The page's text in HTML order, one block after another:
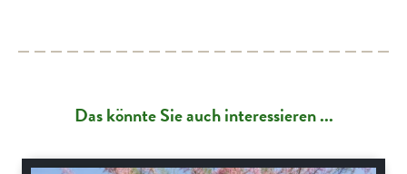
Das könnte Sie auch interessieren ...